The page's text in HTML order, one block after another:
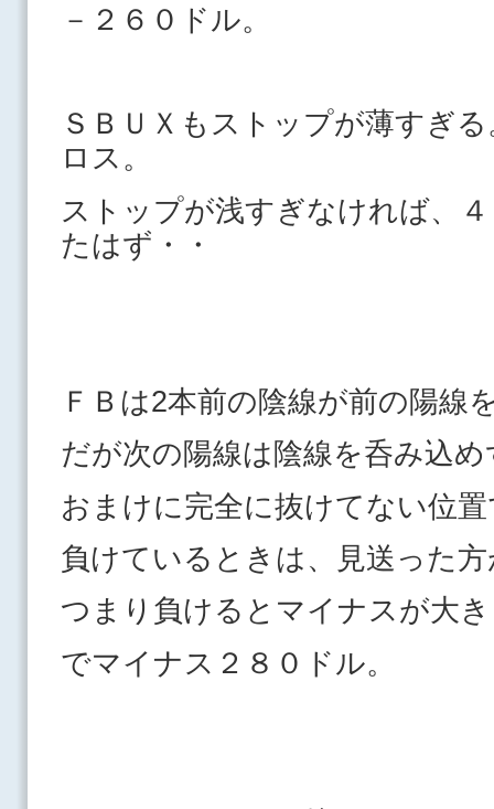
－２６０ドル。
ＳＢＵＸもストップが薄すぎ
ロス。
ストップが浅すぎなければ、
たはず・・
ＦＢは2本前の陰線が前の陽線
だが次の陽線は陰線を呑み込
おまけに完全に抜けてない位
負けているときは、見送った
つまり負けるとマイナスが大
でマイナス２８０ドル。